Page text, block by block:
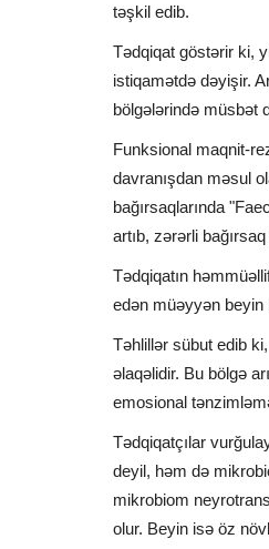
təşkil edib.
Tədqiqat göstərir ki,
istiqamətdə dəyişir.
bölgələrində müsbət
Funksional maqnit-
davranışdan məsul
bağırsaqlarında
artıb, zərərli
Tədqiqatın
edən müəyyən beyin
Təhlillər sübut edib
əlaqəlidir. Bu bölgə
emosional
Tədqiqatçılar
deyil, həm də
mikrobiom
olur. Beyin isə öz